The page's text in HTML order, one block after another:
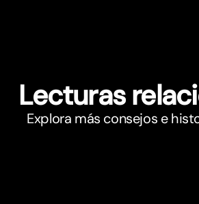
Lecturas
Explora más consejos e